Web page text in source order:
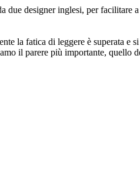
designer inglesi, per facilitare
la fatica di leggere è superata e
il parere più importante, quello